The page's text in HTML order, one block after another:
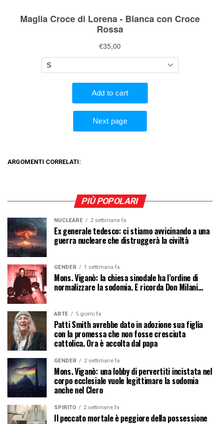
ARGOMENTI CORRELATI:
PIÙ POPOLARI
NUCLEARE 2 settimane fa
Ex generale tedesco: ci stiamo avvicinando a una
guerra nucleare che distruggerà la civiltà
GENDER 1 settimana fa
Mons. Viganò: la chiesa sinodale ha l’ordine di
normalizzare la sodomia. E ricorda Don Milani…
ARTE 5 giorni fa
Patti Smith avrebbe dato in adozione sua figlia
con la promessa che non fosse cresciuta
cattolica. Ora è accolta dal papa
GENDER 2 settimane fa
Mons. Viganò: una lobby di pervertiti incistata nel
corpo ecclesiale vuole legittimare la sodomia
anche nel Clero
SPIRITO 2 settimane fa
Il peccato mortale è peggiore della possessione